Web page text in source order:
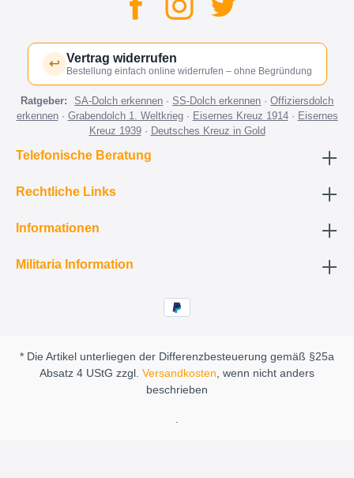
↩ Vertrag widerrufen
Bestellung einfach online widerrufen – ohne Begründung
Ratgeber: SA-Dolch erkennen ·SS-Dolch erkennen ·Offiziersdolch
erkennen· Grabendolch 1. Weltkrieg· Eisernes Kreuz 1914· Eisernes
Kreuz 1939· Deutsches Kreuz in Gold
Telefonische Beratung
Rechtliche Links
Informationen
Militaria Information
* Die Artikel unterliegen der Differenzbesteuerung gemäß §25a
Absatz 4 UStG zzgl. Versandkosten, wenn nicht anders
beschrieben
.